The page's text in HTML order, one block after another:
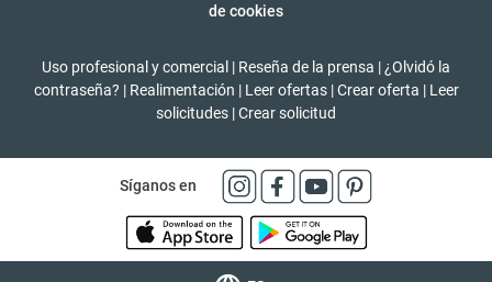
de cookies
Uso profesional y comercial | Reseña de la prensa | ¿Olvidó la
contraseña? | Realimentación | Leer ofertas | Crear oferta | Leer
solicitudes |Crear solicitud
Síganos en